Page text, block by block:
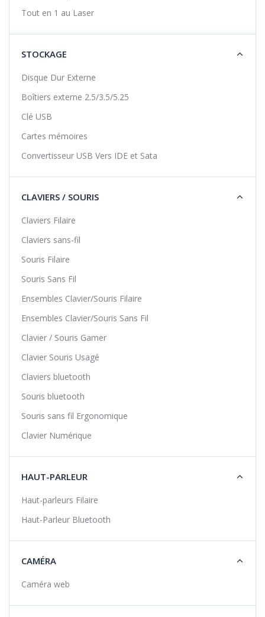
Tout en 1 au Laser
STOCKAGE
Disque Dur Externe
Boîtiers externe 2.5/3.5/5.25
Clé USB
Cartes mémoires
Convertisseur USB Vers IDE et Sata
CLAVIERS / SOURIS
Claviers Filaire
Claviers sans-fil
Souris Filaire
Souris Sans Fil
Ensembles Clavier/Souris Filaire
Ensembles Clavier/Souris Sans Fil
Clavier / Souris Gamer
Clavier Souris Usagé
Claviers bluetooth
Souris bluetooth
Souris sans fil Ergonomique
Clavier Numérique
HAUT-PARLEUR
Haut-parleurs Filaire
Haut-Parleur Bluetooth
CAMÉRA
Caméra web